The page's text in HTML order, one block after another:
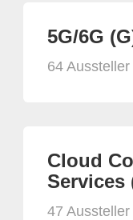
5G/6G
64 Aussteller
Cloud
Services
47 Aussteller